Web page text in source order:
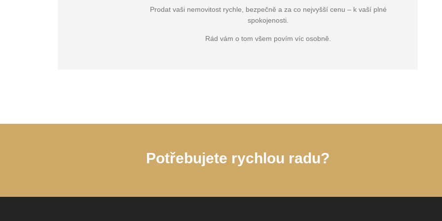
Prodat vaši nemovitost rychle, bezpečně a za co nejvyšší cenu – k vaší plné
spokojenosti.
Rád vám o tom všem povím víc osobně.
Potřebujete rychlou radu?